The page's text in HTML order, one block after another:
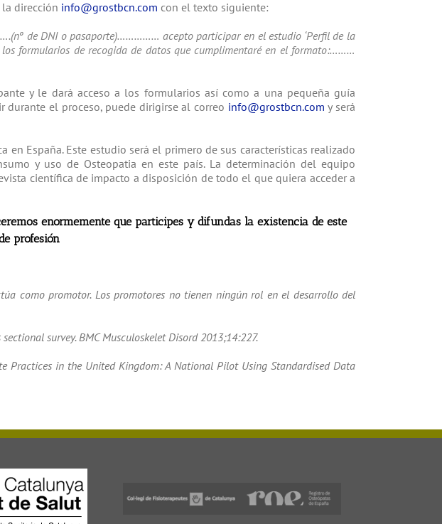
dirección info@grostbcn.comcon el texto siguiente:
de DNI o pasaporte)…………… acepto participar en el estudio ‘Perfil de la
y le dará acceso a los formularios así como a una pequeña guía
durante el proceso, puede dirigirse al correo
España. Este estudio será el primero de sus características realizado
y uso de Osteopatia en este país. La determinación del equipo
científica de impacto a disposición de todo el que quiera acceder a
survey. BMC Musculoskelet Disord 2013;14:227.